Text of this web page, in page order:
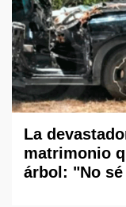
La
matrimonio
árbol: "No